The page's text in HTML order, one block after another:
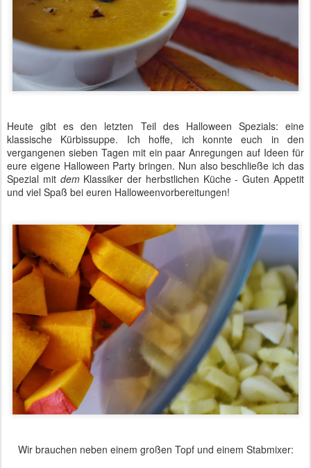
Heute gibt es den letzten Teil des Halloween Spezials: eine
klassische Kürbissuppe. Ich hoffe, ich konnte euch in den
vergangenen sieben Tagen mit ein paar Anregungen auf Ideen für
eure eigene Halloween Party bringen. Nun also beschließe ich das
Spezial mit demKlassiker der herbstlichen Küche - Guten Appetit
und viel Spaß bei euren Halloweenvorbereitungen!
Wir brauchen neben einem großen Topf und einem Stabmixer: